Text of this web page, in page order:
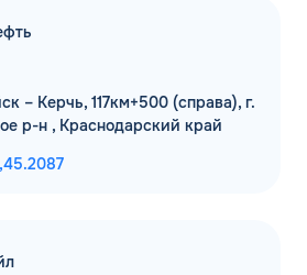
– Керчь, 117км+500 (справа), г.
р-н , Краснодарский край
45.2087